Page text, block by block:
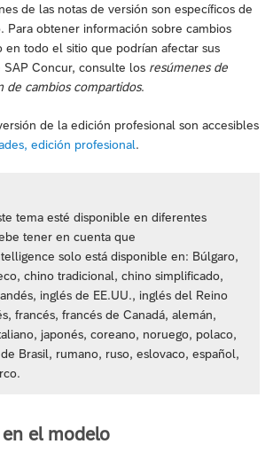
de las notas de versión son específicos de
Para obtener información sobre cambios
en todo el sitio que podrían afectar sus
SAP Concur, consulte los resúmenes de
de cambios compartidos.
de la edición profesional son accesibles
edición profesional.
tema esté disponible en diferentes
tener en cuenta que
solo está disponible en: Búlgaro,
chino tradicional, chino simplificado,
inglés de EE.UU., inglés del Reino
francés, francés de Canadá, alemán,
japonés, coreano, noruego, polaco,
Brasil, rumano, ruso, eslovaco, español,
el modelo